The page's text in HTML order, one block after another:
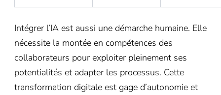
Intégrer l’IA est aussi une démarche humaine. Elle
nécessite la montée en compétences des
collaborateurs pour exploiter pleinement ses
potentialités et adapter les processus. Cette
transformation digitale est gage d’autonomie et